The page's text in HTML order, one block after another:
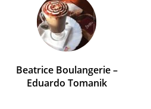
Beatrice Boulangerie –
Eduardo Tomanik